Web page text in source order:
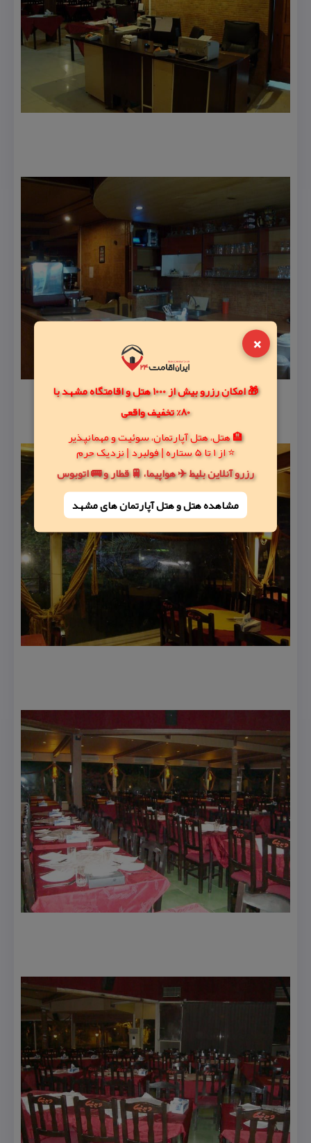
×
🎁 امکان رزرو بیش از 1000 هتل و اقامتگاه مشهد با
80% تخفیف واقعی
🏨 هتل، هتل آپارتمان، سوئیت و مهمانپذیر
⭐ از 1 تا 5 ستاره | فولبرد | نزدیک حرم
رزرو آنلاین بلیط ✈️ هواپیما، 🚆 قطار و 🚌 اتوبوس
مشاهده هتل و هتل‌ آپارتمان های مشهد